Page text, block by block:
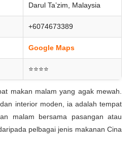
Darul Ta’zim, Malaysia
+6074673389
Google Maps
⭐⭐⭐⭐
makan malam yang agak mewah.
interior moden, ia adalah tempat
malam bersama pasangan atau
pelbagai jenis makanan Cina